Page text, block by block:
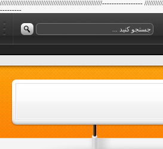
/////////////////////////////////////////////////////////-----------------
---------